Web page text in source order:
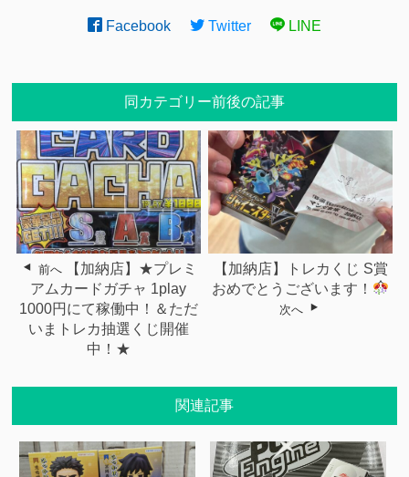
Facebook Twitter LINE
同カテゴリー前後の記事
前へ
【加納店】★プレミ
アムカードガチャ 1play
1000円にて稼働中！＆ただ
いまトレカ抽選くじ開催
中！★
【加納店】トレカくじ S賞
おめでとうございます！
次へ
関連記事